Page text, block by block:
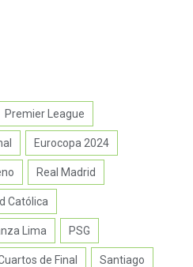
Premier League
Eurocopa 2024
Real Madrid
Católica
Lima PSG
de Final Santiago